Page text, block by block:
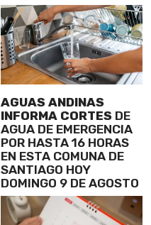
AGUAS ANDINAS
INFORMA CORTES DE
AGUA DE EMERGENCIA
POR HASTA 16 HORAS
EN ESTA COMUNA DE
SANTIAGO HOY
DOMINGO 9 DE AGOSTO